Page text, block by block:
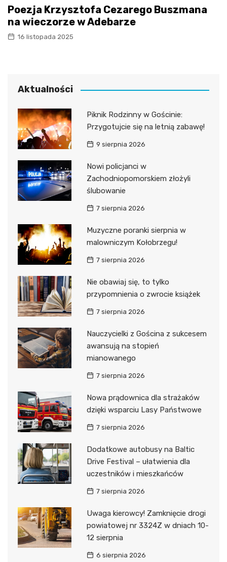
Poezja Krzysztofa Cezarego Buszmana
na wieczorze w Adebarze
16 listopada 2025
Aktualności
Piknik Rodzinny w Gościnie:
Przygotujcie się na letnią zabawę!
9 sierpnia 2026
Nowi policjanci w
Zachodniopomorskiem złożyli
ślubowanie
7 sierpnia 2026
Muzyczne poranki sierpnia w
malowniczym Kołobrzegu!
7 sierpnia 2026
Nie obawiaj się, to tylko
przypomnienia o zwrocie książek
7 sierpnia 2026
Nauczycielki z Gościna z sukcesem
awansują na stopień
mianowanego
7 sierpnia 2026
Nowa prądownica dla strażaków
dzięki wsparciu Lasy Państwowe
7 sierpnia 2026
Dodatkowe autobusy na Baltic
Drive Festival – ułatwienia dla
uczestników i mieszkańców
7 sierpnia 2026
Uwaga kierowcy! Zamknięcie drogi
powiatowej nr 3324Z w dniach 10-
12 sierpnia
6 sierpnia 2026